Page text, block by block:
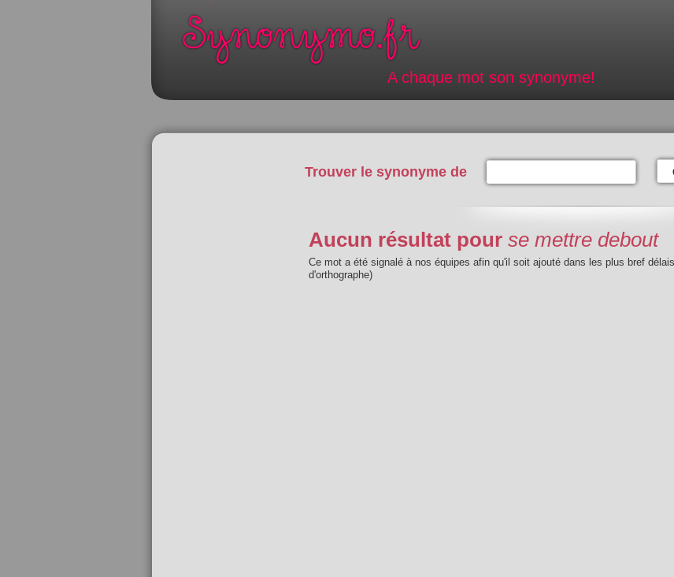
A chaque mot son synonyme!
Trouver le synonyme de
Aucun résultat pour se mettre debout
Ce mot a été signalé à nos équipes afin qu'il soit ajouté dans les plus bref
d'orthographe)